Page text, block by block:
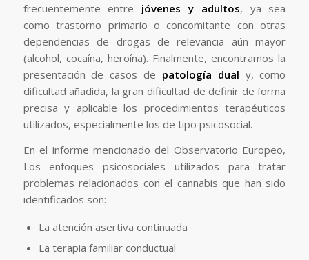
frecuentemente entre jóvenes y adultos, ya sea
como trastorno primario o concomitante con otras
dependencias de drogas de relevancia aún mayor
(alcohol, cocaína, heroína). Finalmente, encontramos la
presentación de casos de patología dual y, como
dificultad añadida, la gran dificultad de definir de forma
precisa y aplicable los procedimientos terapéuticos
utilizados, especialmente los de tipo psicosocial.
En el informe mencionado del Observatorio Europeo,
Los enfoques psicosociales utilizados para tratar
problemas relacionados con el cannabis que han sido
identificados son:
La atención asertiva continuada
La terapia familiar conductual